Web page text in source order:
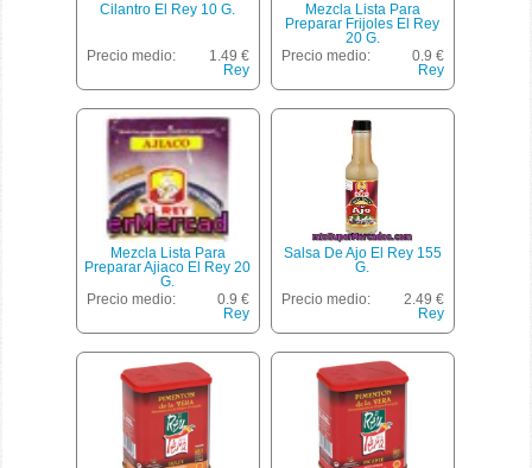
Cilantro El Rey 10 G.
Precio medio:
1.49 €
Rey
Mezcla Lista Para
Preparar Frijoles El Rey
20 G.
Precio medio:
0.9 €
Rey
Mezcla Lista Para
Preparar Ajiaco El Rey 20
G.
Precio medio:
0.9 €
Rey
Salsa De Ajo El Rey 155
G.
Precio medio:
2.49 €
Rey